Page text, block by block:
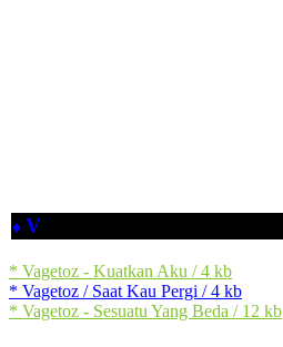
♦ V
* Vagetoz - Kuatkan Aku / 4 kb
* Vagetoz / Saat Kau Pergi / 4 kb
* Vagetoz - Sesuatu Yang Beda / 12 kb